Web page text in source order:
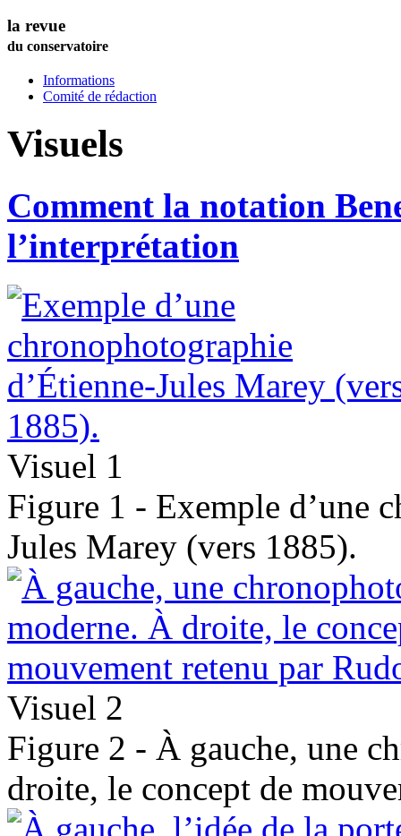
la revue
du conservatoire
Informations
Comité de rédaction
Visuels
Comment la notation
l’interprétation
Visuel 1
Figure 1 - Exemple d’une
Jules Marey (vers 1885).
Visuel 2
Figure 2 - À gauche, une
droite, le concept de